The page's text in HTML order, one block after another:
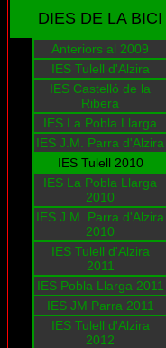
DIES DE LA BICI
Anteriors al 2009
IES Tulell d'Alzira
IES Castelló de la
Ribera
IES La Pobla Llarga
IES J.M. Parra d'Alzira
IES Tulell 2010
IES La Pobla Llarga
2010
IES J.M. Parra d'Alzira
2010
IES Tulell d'Alzira
2011
IES Pobla Llarga 2011
IES JM Parra 2011
IES Tulell d'Alzira
2012